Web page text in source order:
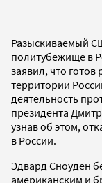
Разыскиваемый
политубежище в
заявил, что готов
территории
деятельность
президента
узнав об этом,
в России.
Эдвард Сноуден
американским и